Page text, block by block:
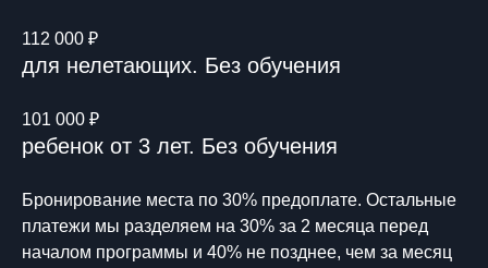
112 000 ₽
для нелетающих. Без обучения
101 000 ₽
ребенок от 3 лет. Без обучения
Бронирование места по 30% предоплате. Остальные
платежи мы разделяем на 30% за 2 месяца перед
началом программы и 40% не позднее, чем за месяц